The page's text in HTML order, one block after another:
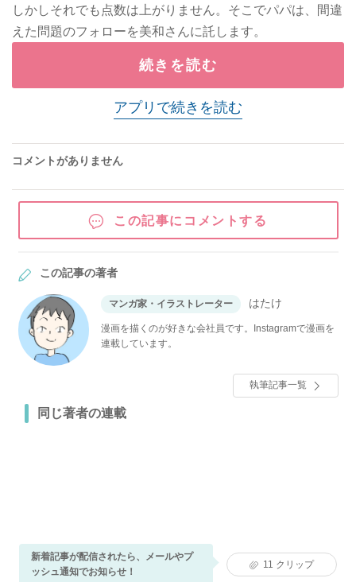
しかしそれでも点数は上がりません。そこでパパは、間違
えた問題のフォローを美和さんに託します。
続きを読む
アプリで続きを読む
コメントがありません
この記事にコメントする
この記事の著者
マンガ家・イラストレーター はたけ
漫画を描くのが好きな会社員です。Instagramで漫画を
連載しています。
執筆記事一覧
同じ著者の連載
新着記事が配信されたら、メールやプ
ッシュ通知でお知らせ！
11 クリップ